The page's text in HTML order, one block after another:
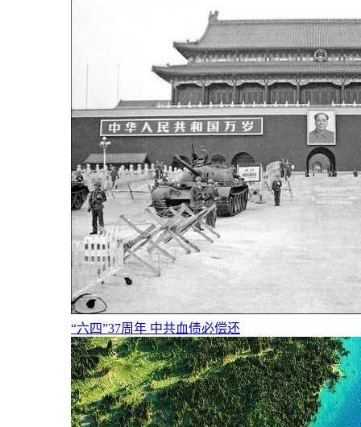
“六四”37周年 中共血债必偿还